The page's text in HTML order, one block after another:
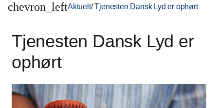
chevron_leftAktuelt/ Tjenesten Dansk Lyd er ophørt
Tjenesten Dansk Lyd er
ophørt